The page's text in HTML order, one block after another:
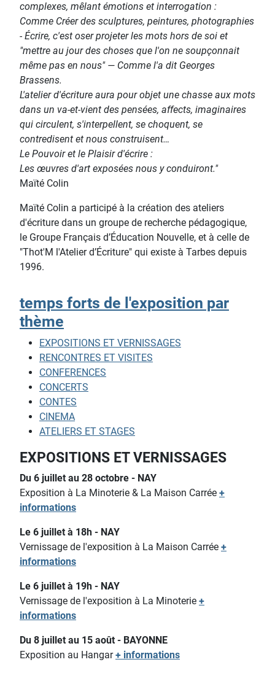
complexes, mêlant émotions et interrogation :
Comme Créer des sculptures, peintures, photographies
- Écrire, c'est oser projeter les mots hors de soi et
"mettre au jour des choses que l'on ne soupçonnait
même pas en nous" — Comme l'a dit Georges
Brassens.
L'atelier d'écriture aura pour objet une chasse aux mots
dans un va-et-vient des pensées, affects, imaginaires
qui circulent, s'interpellent, se choquent, se
contredisent et nous construisent…
Le Pouvoir et le Plaisir d'écrire :
Les œuvres d'art exposées nous y conduiront."
Maïté Colin
Maïté Colin a participé à la création des ateliers
d'écriture dans un groupe de recherche pédagogique,
le Groupe Français d’Éducation Nouvelle, et à celle de
"Thot'M l'Atelier d’Écriture" qui existe à Tarbes depuis
1996.
temps forts de l'exposition par
thème
EXPOSITIONS ET VERNISSAGES
RENCONTRES ET VISITES
CONFERENCES
CONCERTS
CONTES
CINEMA
ATELIERS ET STAGES
EXPOSITIONS ET VERNISSAGES
Du 6 juillet au 28 octobre - NAY
Exposition à La Minoterie & La Maison Carrée +
informations
Le 6 juillet à 18h - NAY
Vernissage de l'exposition à La Maison Carrée +
informations
Le 6 juillet à 19h - NAY
Vernissage de l'exposition à La Minoterie +
informations
Du 8 juillet au 15 août - BAYONNE
Exposition au Hangar+ informations